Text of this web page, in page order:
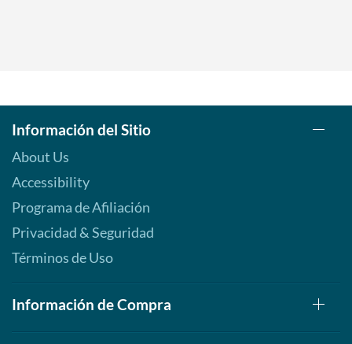
Información del Sitio
About Us
Accessibility
Programa de Afiliación
Privacidad & Seguridad
Términos de Uso
Información de Compra